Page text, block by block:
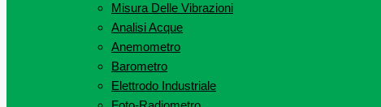
Misura Delle Vibrazioni
Analisi Acque
Anemometro
Barometro
Elettrodo Industriale